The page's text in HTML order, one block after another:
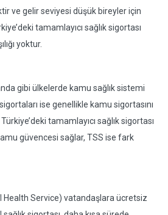
ve gelir seviyesi düşük bireyler için
tamamlayıcı sağlık sigortası
yoktur.
gibi ülkelerde kamu sağlık sistemi
ise genellikle kamu sigortasını
tamamlayıcı sağlık sigortası
güvencesi sağlar, TSS ise fark
Health Service) vatandaşlara ücretsiz